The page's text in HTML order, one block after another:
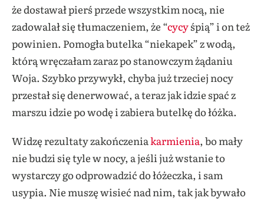
że dostawał pierś przede wszystkim nocą, nie
zadowalał się tłumaczeniem, że “cycyśpią” i on też
powinien. Pomogła butelka “niekapek” z wodą,
którą wręczałam zaraz po stanowczym żądaniu
Woja. Szybko przywykł, chyba już trzeciej nocy
przestał się denerwować, a teraz jak idzie spać z
marszu idzie po wodę i zabiera butelkę do łóżka.
Widzę rezultaty zakończeniakarmienia, bo mały
nie budzi się tyle w nocy, a jeśli już wstanie to
wystarczy go odprowadzić do łóżeczka, i sam
usypia. Nie muszę wisieć nad nim, tak jak bywało